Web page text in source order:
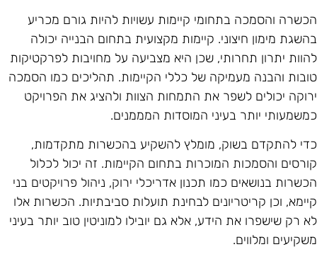
והסמכה בתחומי קיימות עשויות להיות גורם מכריע
מימון חיצוני. קיימות מקצועית בתחום הבנייה יכולה
יתרון תחרותי, שכן היא מצביעה על מחויבות לפרקטיקות
והבנה מעמיקה של כללי הקיימות. תהליכים כמו הסמכה
יכולים לשפר את התמחות הצוות ולהציג את הפרויקט
יותר בעיני המוסדות המממנים.
להתקדם בשוק, מומלץ להשקיע בהכשרות מתקדמות,
והסמכות המוכרות בתחום הקיימות. זה יכול לכלול
בנושאים כמו תכנון אדריכלי ירוק, ניהול פרויקטים בני
וכן קריטריונים לבחינת תועלות סביבתיות. הכשרות אלו
רק שישפרו את הידע, אלא גם יובילו למוניטין טוב יותר בעיני
ומלווים.